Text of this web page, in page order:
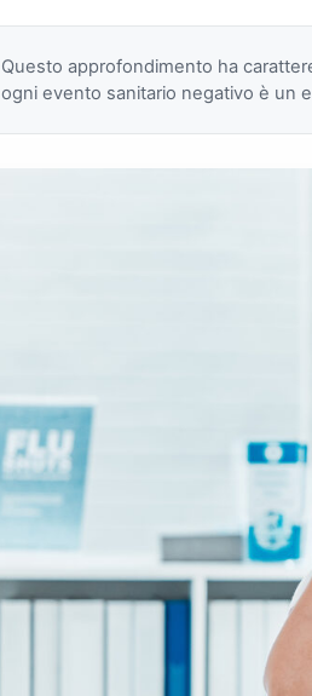
Questo approfondimento ha
ogni evento sanitario negativo è un